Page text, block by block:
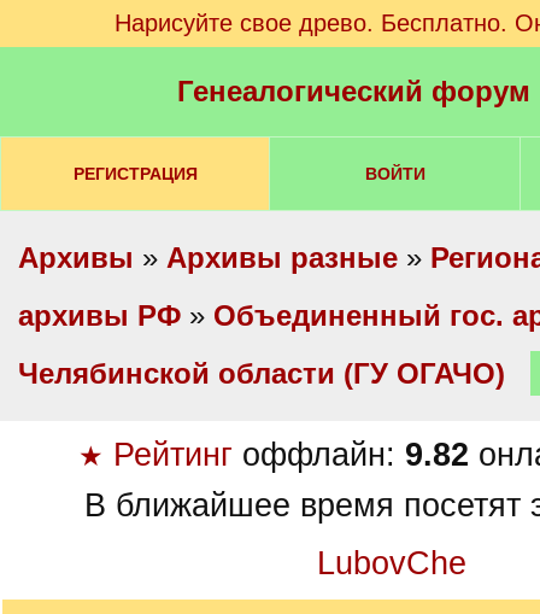
Нарисуйте свое древо. Бесплатно.
Генеалогический
РЕГИСТРАЦИЯ ВОЙТИ
Архивы » Архивы разные »
архивы РФ » Объединенный гос.
Челябинской области (ГУ ОГАЧО)
★ Рейтинг оффлайн: 9.82
В ближайшее время посетят
LubovChe